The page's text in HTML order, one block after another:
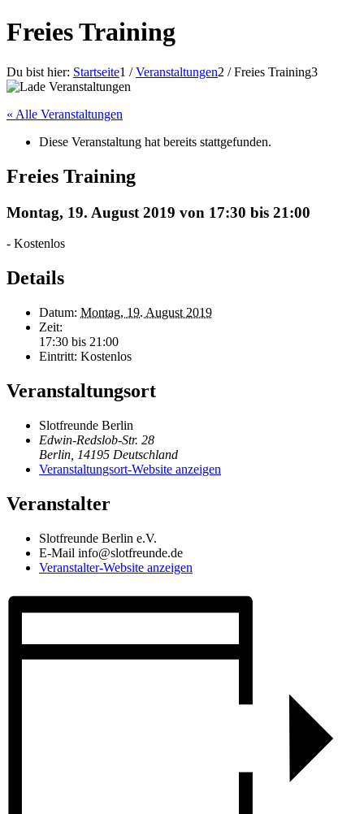
Freies Training
Du bist hier: Startseite1 / Veranstaltungen2 / Freies Training3
« Alle Veranstaltungen
Diese Veranstaltung hat bereits stattgefunden.
Freies Training
Montag, 19. August 2019 von 17:30 bis 21:00
- Kostenlos
Details
Datum: Montag, 19. August 2019
Zeit:
17:30 bis 21:00
Eintritt: Kostenlos
Veranstaltungsort
Slotfreunde Berlin
Edwin-Redslob-Str. 28
Berlin 14195 Deutschland
Veranstaltungsort-Website anzeigen
Veranstalter
Slotfreunde Berlin e.V.
E-Mail info@slotfreunde.de
Veranstalter-Website anzeigen